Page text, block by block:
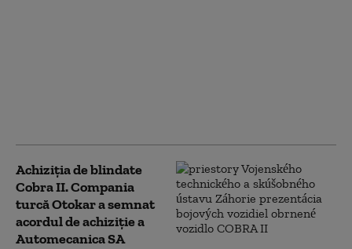
Achiziția de blindate
Cobra II. Compania
turcă Otokar a semnat
acordul de achiziție a
Automecanica SA